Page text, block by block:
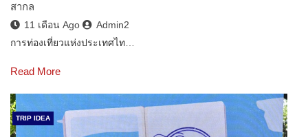
สากล
11 เดือน Ago
Admin2
การท่องเที่ยวแห่งประเทศไท…
Read More
TRIP IDEA